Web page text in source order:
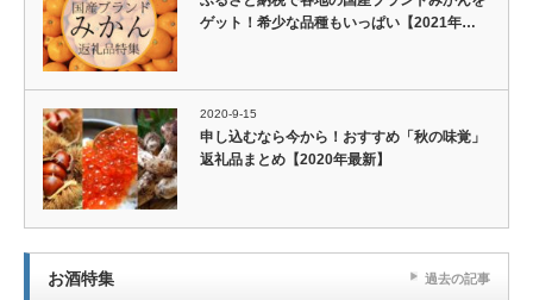
ゲット！希少な品種もいっぱい【2021年…
2020-9-15
申し込むなら今から！おすすめ「秋の味覚」
返礼品まとめ【2020年最新】
お酒特集 過去の記事